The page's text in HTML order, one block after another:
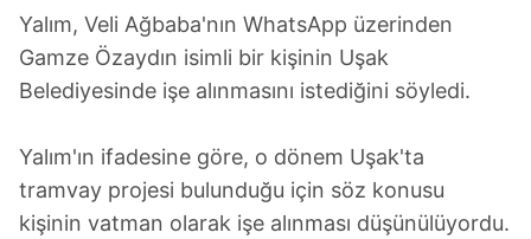
Yalım, Veli Ağbaba'nın WhatsApp üzerinden
Gamze Özaydın isimli bir kişinin Uşak
Belediyesinde işe alınmasını istediğini söyledi.
Yalım'ın ifadesine göre, o dönem Uşak'ta
tramvay projesi bulunduğu için söz konusu
kişinin vatman olarak işe alınması düşünülüyordu.